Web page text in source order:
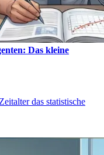
Das kleine
das statistische